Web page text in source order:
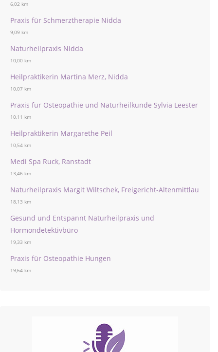
6,02 km
Praxis für Schmerztherapie Nidda
9,09 km
Naturheilpraxis Nidda
10,00 km
Heilpraktikerin Martina Merz, Nidda
10,07 km
Praxis für Osteopathie und Naturheilkunde Sylvia Leester
10,11 km
Heilpraktikerin Margarethe Peil
10,54 km
Medi Spa Ruck, Ranstadt
13,46 km
Naturheilpraxis Margit Wiltschek, Freigericht-Altenmittlau
18,13 km
Gesund und Entspannt Naturheilpraxis und
Hormondetektivbüro
19,33 km
Praxis für Osteopathie Hungen
19,64 km